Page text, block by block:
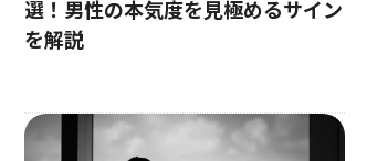
選！男性の本気度を見極めるサイン
を解説